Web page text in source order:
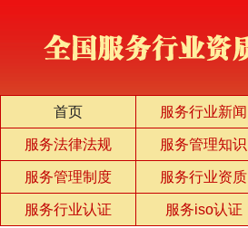
首页 服务行业新闻
服务法律法规 服务管理知识
服务管理制度 服务行业资质
服务行业认证 服务iso认证